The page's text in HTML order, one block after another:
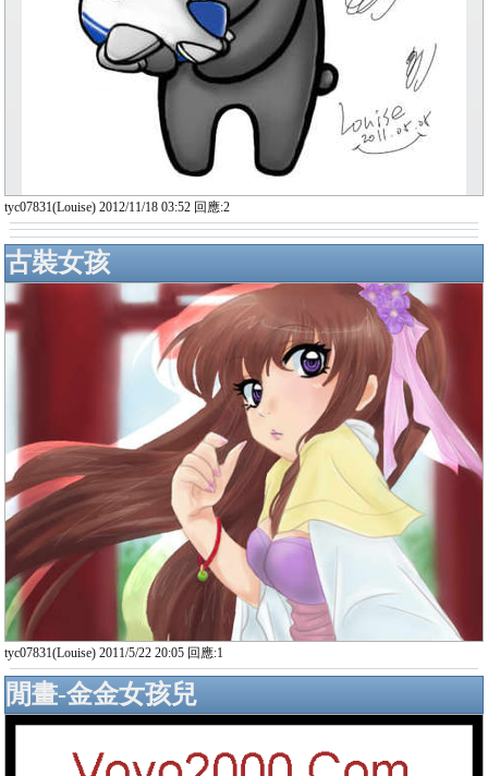
tyc07831(Louise) 2012/11/18 03:52 回應:2
古裝女孩
tyc07831(Louise) 2011/5/22 20:05 回應:1
閒畫-金金女孩兒